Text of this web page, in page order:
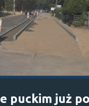
puckim już